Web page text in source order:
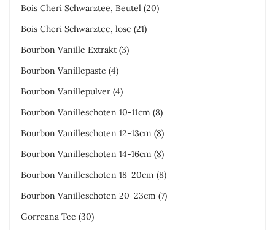
Bois Cheri Schwarztee, Beutel (20)
Bois Cheri Schwarztee, lose (21)
Bourbon Vanille Extrakt (3)
Bourbon Vanillepaste (4)
Bourbon Vanillepulver (4)
Bourbon Vanilleschoten 10-11cm (8)
Bourbon Vanilleschoten 12-13cm (8)
Bourbon Vanilleschoten 14-16cm (8)
Bourbon Vanilleschoten 18-20cm (8)
Bourbon Vanilleschoten 20-23cm (7)
Gorreana Tee (30)